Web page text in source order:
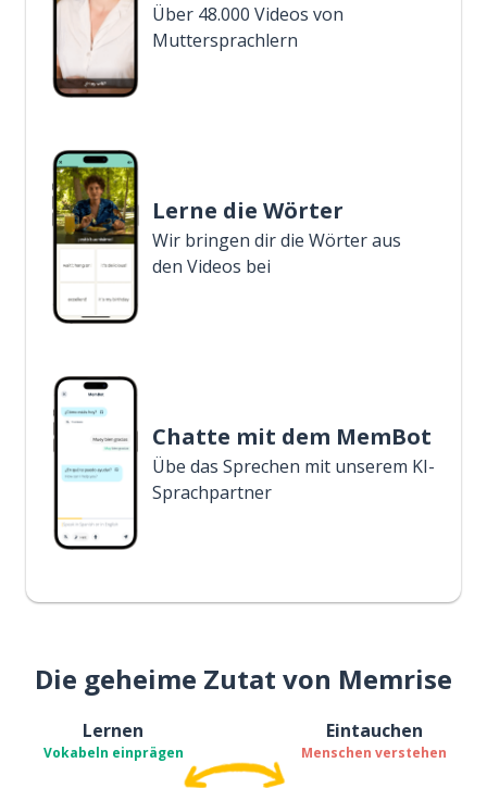
Über 48.000 Videos von
Muttersprachlern
Lerne die Wörter
Wir bringen dir die Wörter aus
den Videos bei
Chatte mit dem MemBot
Übe das Sprechen mit unserem KI-
Sprachpartner
Die geheime Zutat von Memrise
Lernen
Vokabeln einprägen
Eintauchen
Menschen verstehen